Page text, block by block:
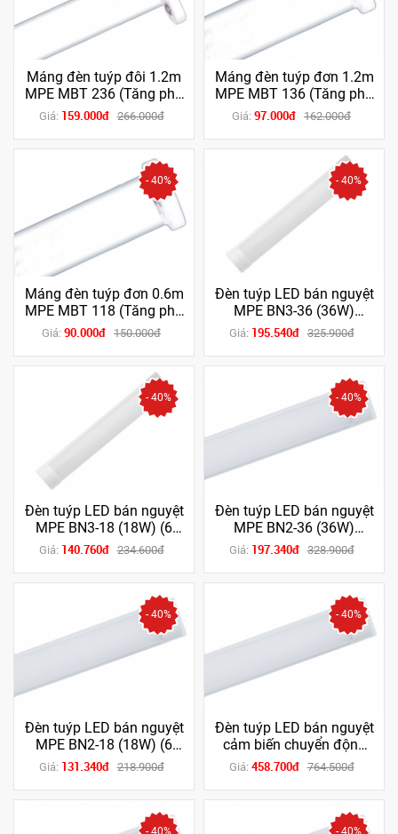
Máng đèn tuýp đôi 1.2m
MPE MBT 236 (Tăng phô
+ chuột) (chân trắng /
Giá: 159.000đ 266.000đ
Máng đèn tuýp đơn 1.2m
MPE MBT 136 (Tăng phô
+ chuột) (chân trắng /
Giá: 97.000đ 162.000đ
- 40%
Máng đèn tuýp đơn 0.6m
MPE MBT 118 (Tăng phô
+ chuột) (chân trắng /
Giá: 90.000đ 150.000đ
- 40%
Đèn tuýp LED bán nguyệt
MPE BN3-36 (36W)
(1m2) (Trắng/Vàng)
Giá: 195.540đ 325.900đ
- 40%
Đèn tuýp LED bán nguyệt
MPE BN3-18 (18W) (6
tấc) (Trắng/Vàng)
Giá: 140.760đ 234.600đ
- 40%
Đèn tuýp LED bán nguyệt
MPE BN2-36 (36W)
(1m2) (Trắng/Vàng)
Giá: 197.340đ 328.900đ
- 40%
Đèn tuýp LED bán nguyệt
MPE BN2-18 (18W) (6
tấc) (Trắng/Vàng)
Giá: 131.340đ 218.900đ
- 40%
Đèn tuýp LED bán nguyệt
cảm biến chuyển động
BN-36T/MS (36W) (1m2)
Giá: 458.700đ 764.500đ
- 40% - 40%